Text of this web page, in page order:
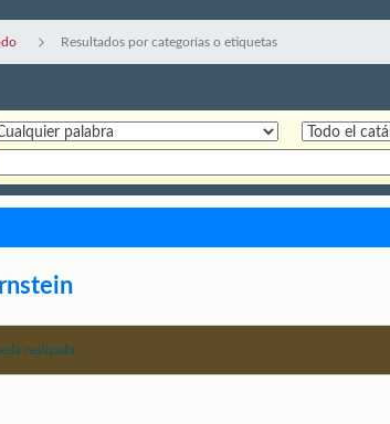
Resultados por categorías o etiquetas
realizada.